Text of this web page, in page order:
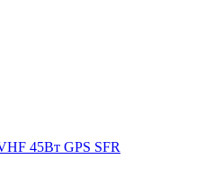
45Вт GPS SFR